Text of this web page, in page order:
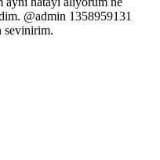
@admin 1358959131
sevinirim.